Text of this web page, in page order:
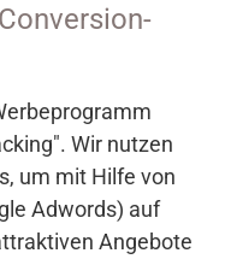
Wir nutzen
um mit Hilfe von
Adwords) auf
Angebote